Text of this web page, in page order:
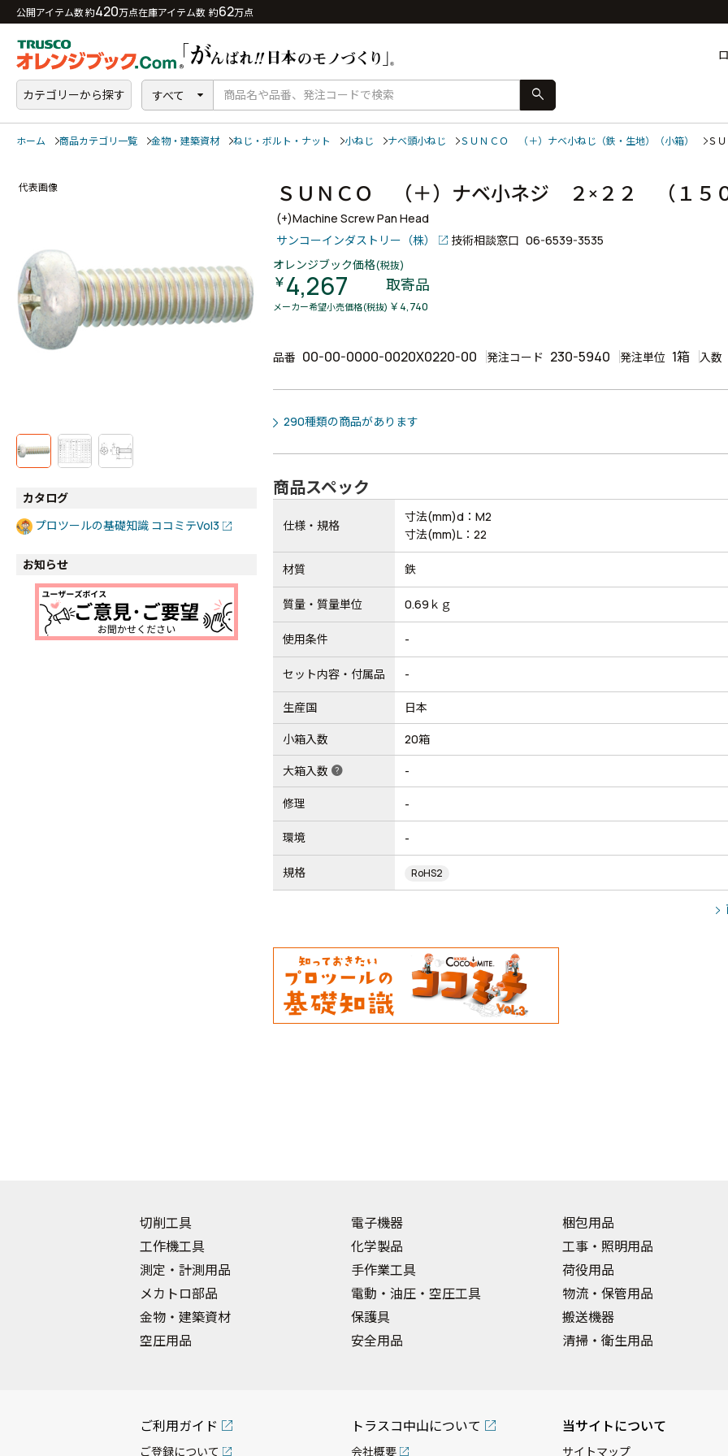
公開アイテム数 約420万点在庫アイテム数 約62万点
カテゴリーから探す すべて search
ホーム 商品カテゴリ一覧 金物・建築資材 ねじ・ボルト・ナット 小ねじ ナベ頭小ねじ ＳＵＮＣＯ （＋）ナベ小ねじ（鉄・生地）（小箱） Ｓ
代表画像
カタログ
プロツールの基礎知識 ココミテVol3
お知らせ
ＳＵＮＣＯ （＋）ナベ小ネジ ２×２２ （１
(+)Machine Screw Pan Head
サンコーインダストリー（株）
技術相談窓口 06-6539-3535
オレンジブック価格(税抜)
￥4,267 取寄品
メーカー希望小売価格(税抜) ￥4,740
品番 00-00-0000-0020X0220-00 発注コード 230-5940 発注単位 1箱 入数
290種類の商品があります
商品スペック
仕様・規格
寸法(mm)d：M2
寸法(mm)L：22
材質 鉄
質量・質量単位 0.69ｋｇ
使用条件 -
セット内容・付属品 -
生産国 日本
小箱入数 20箱
大箱入数 help -
修理 -
環境 -
規格 RoHS2
切削工具
工作機工具
測定・計測用品
メカトロ部品
金物・建築資材
空圧用品
電子機器
化学製品
手作業工具
電動・油圧・空圧工具
保護具
安全用品
梱包用品
工事・照明用品
荷役用品
物流・保管用品
搬送機器
清掃・衛生用品
ご利用ガイド
ご登録について
トラスコ中山について
会社概要
当サイトについて
サイトマップ